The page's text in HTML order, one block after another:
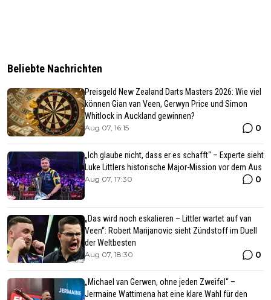
Beliebte Nachrichten
Preisgeld New Zealand Darts Masters 2026: Wie viel
können Gian van Veen, Gerwyn Price und Simon
Whitlock in Auckland gewinnen?
Aug 07, 16:15 0
„Ich glaube nicht, dass er es schafft“ – Experte sieht
Luke Littlers historische Major-Mission vor dem Aus
Aug 07, 17:30 0
„Das wird noch eskalieren – Littler wartet auf van
Veen“: Robert Marijanovic sieht Zündstoff im Duell
der Weltbesten
Aug 07, 18:30 0
„Michael van Gerwen, ohne jeden Zweifel“ –
Jermaine Wattimena hat eine klare Wahl für den